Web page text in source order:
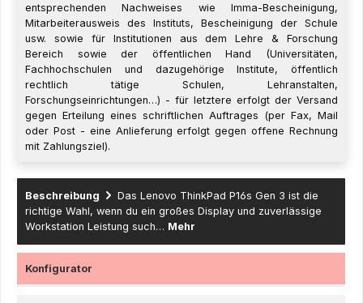
entsprechenden Nachweises wie Imma-Bescheinigung,
Mitarbeiterausweis des Instituts, Bescheinigung der Schule
usw. sowie für Institutionen aus dem Lehre & Forschung
Bereich sowie der öffentlichen Hand (Universitäten,
Fachhochschulen und dazugehörige Institute, öffentlich
rechtlich tätige Schulen, Lehranstalten,
Forschungseinrichtungen…) - für letztere erfolgt der Versand
gegen Erteilung eines schriftlichen Auftrages (per Fax, Mail
oder Post - eine Anlieferung erfolgt gegen offene Rechnung
mit Zahlungsziel).
Beschreibung
Das Lenovo ThinkPad P16s Gen 3 ist die
richtige Wahl, wenn du ein großes Display und zuverlässige
Workstation Leistung such… Mehr
Konfigurator